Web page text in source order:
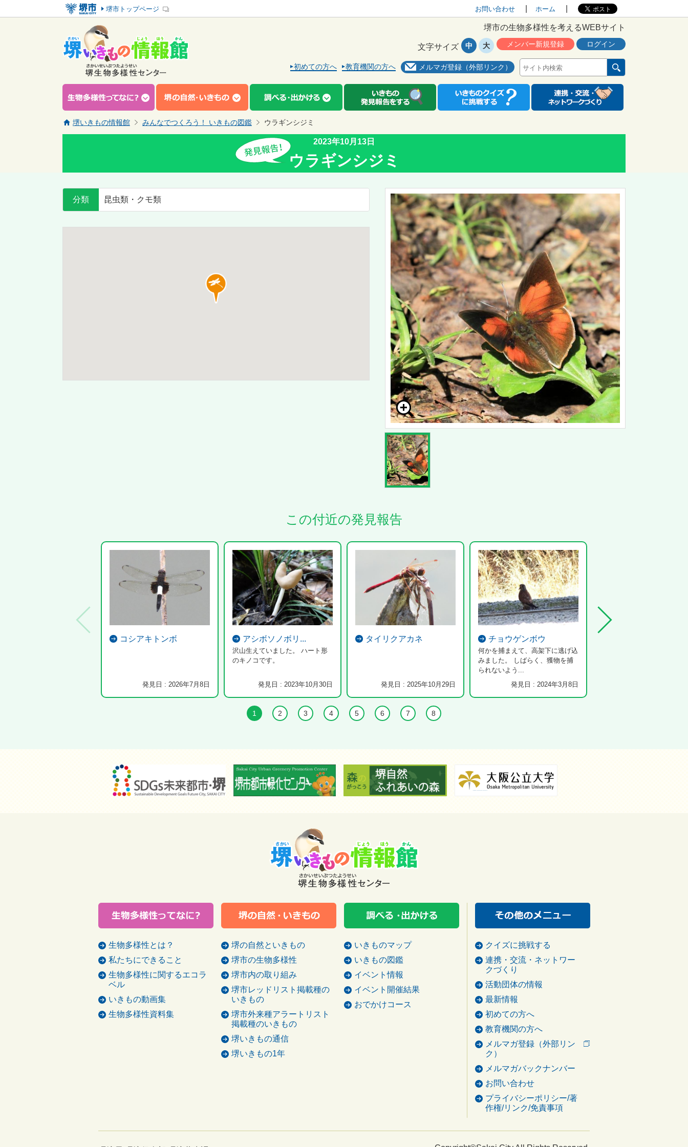
堺市トップページ お問い合わせ ホーム
堺市の生物多様性を考えるWEBサイト
初めての方へ 教育機関の方へ メルマガ登録（外部リンク）
メンバー新規登録 ログイン
文字サイズ 中 大
堺いきもの情報館 みんなでつくろう！ いきもの図鑑 ウラギンシジミ
2023年10月13日
ウラギンシジミ
分類 昆虫類・クモ類
この付近の発見報告
コシアキトンボ
発見日 : 2026年7月8日
アシボソノボリ...
沢山生えていました。 ハート形
のキノコです。
発見日 : 2023年10月30日
タイリクアカネ
発見日 : 2025年10月29日
チョウゲンボウ
何かを捕まえて、高架下に逃げ込
みました。 しばらく、獲物を捕
られないよう...
発見日 : 2024年3月8日
1 2 3 4 5 6 7 8
生物多様性とは？
私たちにできること
生物多様性に関するエコラ
ベル
いきもの動画集
生物多様性資料集
堺の自然といきもの
堺市の生物多様性
堺市内の取り組み
堺市レッドリスト掲載種の
いきもの
堺市外来種アラートリスト
掲載種のいきもの
堺いきもの通信
堺いきもの1年
いきものマップ
いきもの図鑑
イベント情報
イベント開催結果
おでかけコース
クイズに挑戦する
連携・交流・ネットワー
クづくり
活動団体の情報
最新情報
初めての方へ
教育機関の方へ
メルマガ登録（外部リン
ク）
メルマガバックナンバー
お問い合わせ
プライバシーポリシー/著
作権/リンク/免責事項